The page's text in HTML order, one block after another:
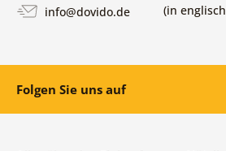
info@dovido.de (in
Folgen Sie uns auf